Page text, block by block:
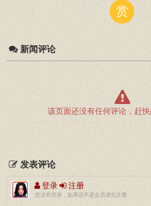
赏
新闻评论
该页面还没有任何评论，赶快
发表评论
登录 注册
您没有登录，如果还不是会员请先注册